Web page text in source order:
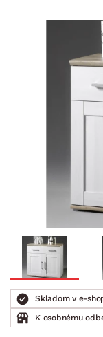
Skladom v e-
K osobnému